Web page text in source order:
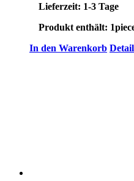
Lieferzeit: 1-3 Tage
Produkt enthält: 1
In den Warenkorb